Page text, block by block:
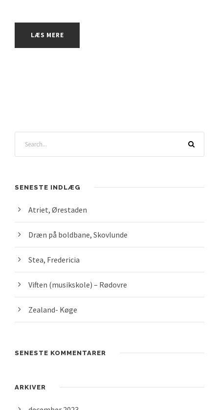
LÆS MERE
SENESTE INDLÆG
Atriet, Ørestaden
Dræn på boldbane, Skovlunde
Stea, Fredericia
Viften (musikskole) – Rødovre
Zealand- Køge
SENESTE KOMMENTARER
ARKIVER